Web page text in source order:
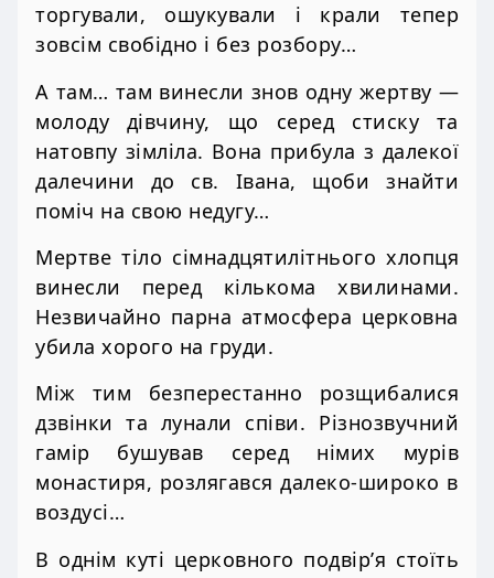
торгували, ошукували і крали тепер
зовсім свобідно і без розбору…
А там… там винесли знов одну жертву —
молоду дівчину, що серед стиску та
натовпу зімліла. Вона прибула з далекої
далечини до св. Івана, щоби знайти
поміч на свою недугу…
Мертве тіло сімнадцятилітнього хлопця
винесли перед кількома хвилинами.
Незвичайно парна атмосфера церковна
убила хорого на груди.
Між тим безперестанно розщибалися
дзвінки та лунали співи. Різнозвучний
гамір бушував серед німих мурів
монастиря, розлягався далеко-широко в
воздусі…
В однім куті церковного подвір’я стоїть